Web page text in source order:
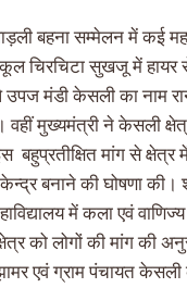
बहना सम्मेलन में कई
चिरचिटा सुखजू में
मंडी केसली का नाम
वहीं मुख्यमंत्री ने केसली
बहुप्रतीक्षित मांग से
बनाने की घोषणा की।
में कला एवं
को लोगों की मांग की
एवं ग्राम पंचायत